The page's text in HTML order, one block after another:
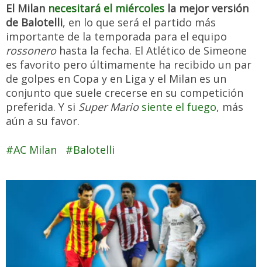
El Milan necesitará el miércoles la mejor versión
de Balotelli, en lo que será el partido más
importante de la temporada para el equipo
rossonerohasta la fecha. El Atlético de Simeone
es favorito pero últimamente ha recibido un par
de golpes en Copa y en Liga y el Milan es un
conjunto que suele crecerse en su competición
preferida. Y si Super Mario siente el fuego, más
aún a su favor.
AC Milan Balotelli